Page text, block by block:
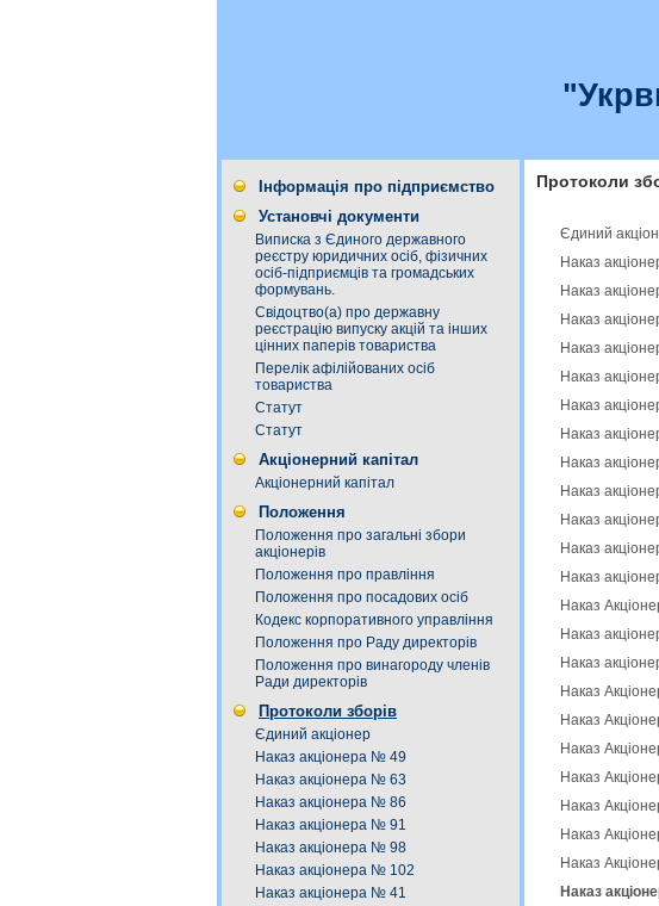
Інформація про підприємство
Установчі документи
Виписка з Єдиного державного
реєстру юридичних осіб, фізичних
осіб-підприємців та громадських
формувань.
Свідоцтво(а) про державну
реєстрацію випуску акцій та інших
цінних паперів товариства
Перелік афілійованих осіб
товариства
Статут
Статут
Акціонерний капітал
Акціонерний капітал
Положення
Положення про загальні збори
акціонерів
Положення про правління
Положення про посадових осіб
Кодекс корпоративного управління
Положення про Раду директорів
Положення про винагороду членів
Ради директорів
Протоколи зборів
Єдиний акціонер
Наказ акціонера № 49
Наказ акціонера № 63
Наказ акціонера № 86
Наказ акціонера № 91
Наказ акціонера № 98
Наказ акціонера № 102
Наказ акціонера № 41
Протоколи
Єдиний
Наказ
Наказ
Наказ
Наказ
Наказ
Наказ
Наказ
Наказ
Наказ
Наказ
Наказ
Наказ
Наказ
Наказ
Наказ
Наказ
Наказ
Наказ
Наказ
Наказ
Наказ
Наказ
Наказ